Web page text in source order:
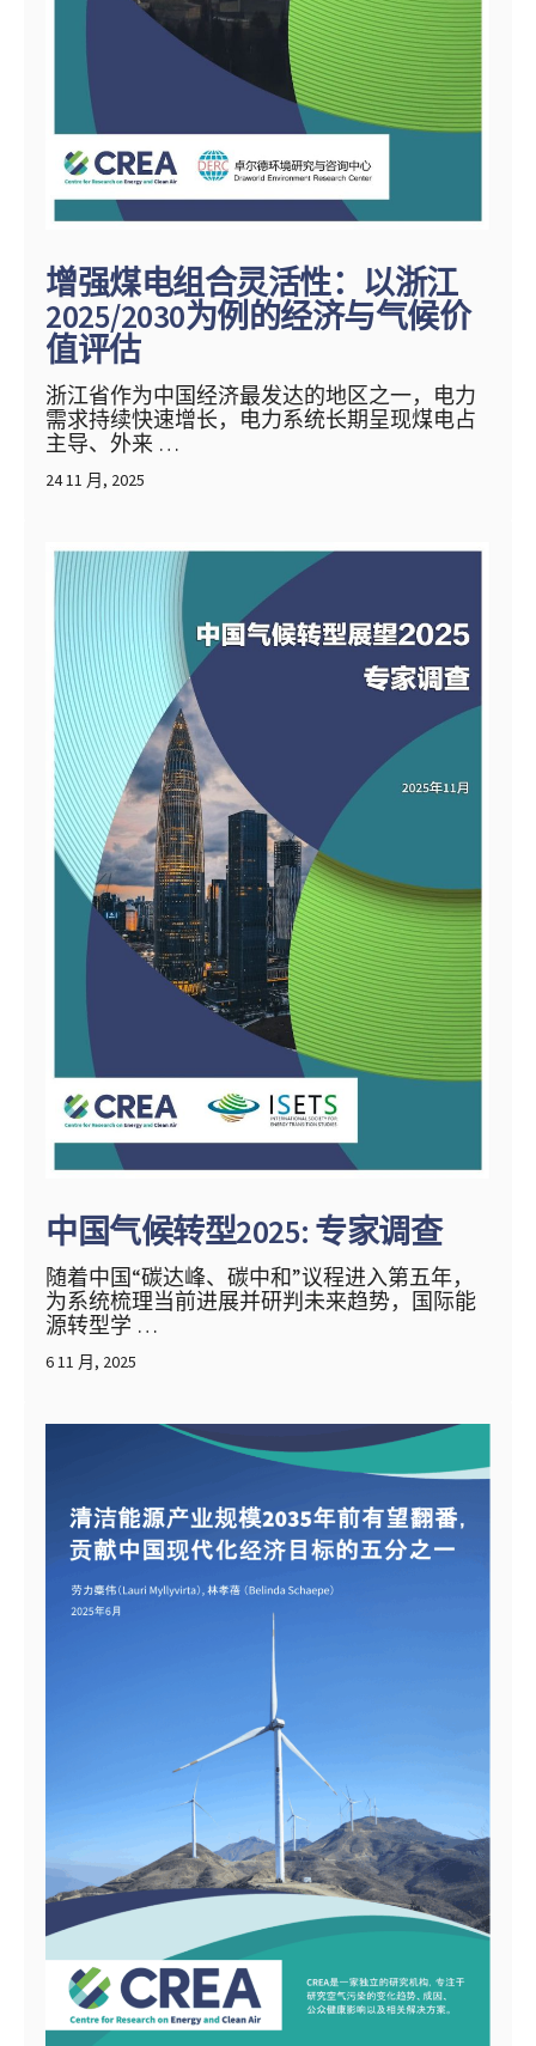
增强煤电组合灵活性：以浙江
2025/2030为例的经济与气候价
值评估
浙江省作为中国经济最发达的地区之一，电力
需求持续快速增长，电力系统长期呈现煤电占
主导、外来 …
24 11 月, 2025
中国气候转型2025: 专家调查
随着中国“碳达峰、碳中和”议程进入第五年，
为系统梳理当前进展并研判未来趋势，国际能
源转型学 …
6 11 月, 2025